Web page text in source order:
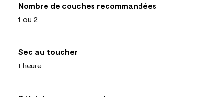
Nombre de couches recommandées
1 ou 2
Sec au toucher
1 heure